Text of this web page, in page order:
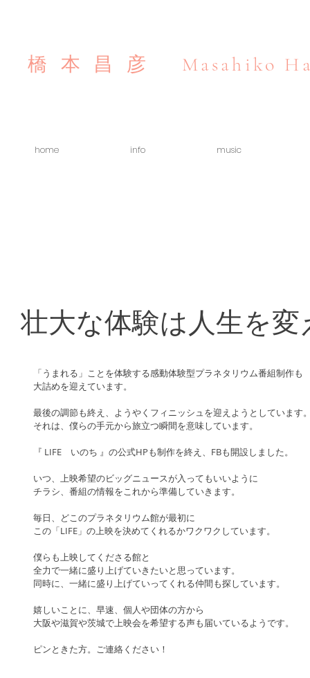
橋本昌彦 Masahiko
home info music
壮大な体験は人生を変
「うまれる」ことを体験する感動体験型プラネタリウム番組制作も
大詰めを迎えています。
最後の調節も終え、ようやくフィニッシュを迎えようとしています
それは、僕らの手元から旅立つ瞬間を意味しています。
『 LIFE　いのち 』の公式HPも制作を終え、FBも開設しました。
いつ、上映希望のビッグニュースが入ってもいいように
チラシ、番組の情報をこれから準備していきます。
毎日、どこのプラネタリウム館が最初に
この「LIFE」の上映を決めてくれるかワクワクしています。
僕らも上映してくださる館と
全力で一緒に盛り上げていきたいと思っています。
同時に、一緒に盛り上げていってくれる仲間も探しています。
嬉しいことに、早速、個人や団体の方から
大阪や滋賀や茨城で上映会を希望する声も届いているようです。
ピンときた方。ご連絡ください！